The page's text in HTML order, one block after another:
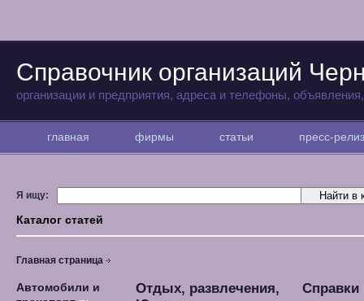
Справочник организаций
организации и предприятия, адреса и телефоны,
главная фирмы статьи пресс-
Я ищу:
Каталог статей
Главная страница
Автомобили и
Отдых, развлечения,
Справки